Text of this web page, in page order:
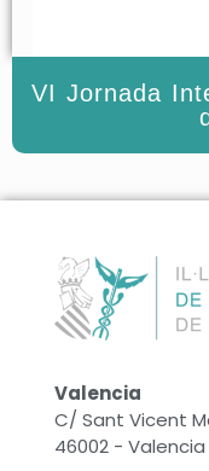
VI Jornada
Valencia
C/ Sant Vicent
46002 - Valencia